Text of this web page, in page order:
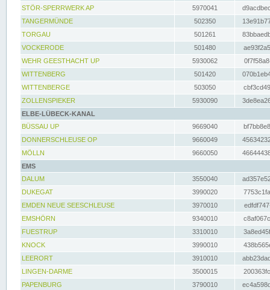
STÖR-SPERRWERK AP 5970041
TANGERMÜNDE
502350
TORGAU
501261
VOCKERODE
501480
WEHR GEESTHACHT UP
5930062
WITTENBERG
501420
WITTENBERGE
503050
ZOLLENSPIEKER
5930090
ELBE-LÜBECK-KANAL
BÜSSAU UP
9669040
DONNERSCHLEUSE OP
9660049
MÖLLN
9660050
EMS
DALUM
3550040
DUKEGAT
3990020
EMDEN NEUE SEESCHLEUSE
3970010
EMSHÖRN
9340010
FUESTRUP
3310010
KNOCK
3990010
LEERORT
3910010
LINGEN-DARME
3500015
PAPENBURG
3790010